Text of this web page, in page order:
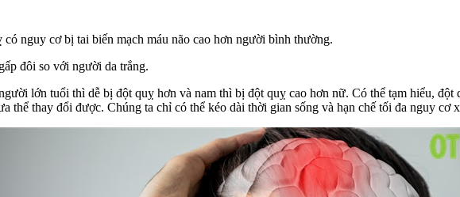
nguy cơ bị tai biến mạch máu não cao hơn người bình thường.
đôi so với người da trắng.
lớn tuổi thì dễ bị đột quỵ hơn và nam thì bị đột quỵ cao hơn nữ. Có thể tạm hiểu, đột
thể thay đổi được. Chúng ta chỉ có thể kéo dài thời gian sống và hạn chế tối đa nguy cơ